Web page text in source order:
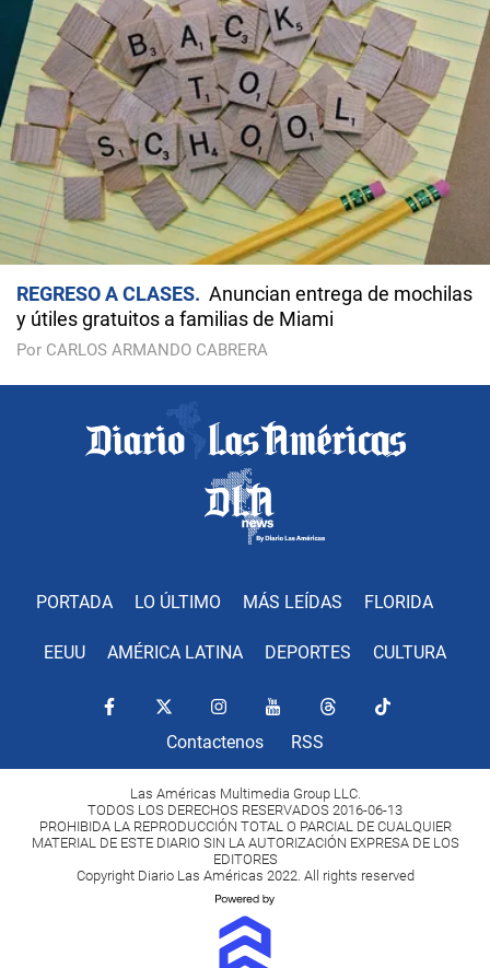
REGRESO A CLASES
Anuncian entrega de mochilas
y útiles gratuitos a familias de Miami
Por CARLOS ARMANDO CABRERA
PORTADA LO ÚLTIMO MÁS LEÍDAS FLORIDA
EEUU AMÉRICA LATINA DEPORTES CULTURA
Contactenos RSS
Las Américas Multimedia Group LLC.
TODOS LOS DERECHOS RESERVADOS 2016-06-13
PROHIBIDA LA REPRODUCCIÓN TOTAL O PARCIAL DE CUALQUIER
MATERIAL DE ESTE DIARIO SIN LA AUTORIZACIÓN EXPRESA DE LOS
EDITORES
Copyright Diario Las Américas 2022. All rights reserved